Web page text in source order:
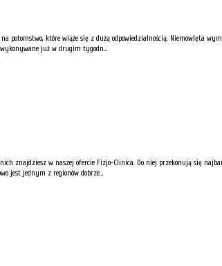
które wiąże się z dużą odpowiedzialnością. Niemowlęta
już w drugim tygodn...
nich znajdziesz w naszej ofercie Fizjo-Clinica. Do niej przekonują się
jest jednym z regionów dobrze...